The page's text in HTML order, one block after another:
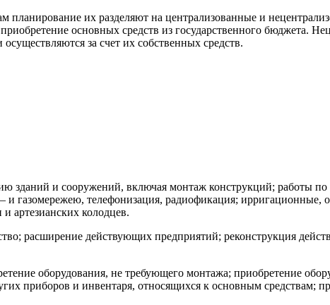
их разделяют на централизованные и
основных средств из государственного бюджета.
за счет их собственных средств.
зданий и сооружений, включая монтаж конструкций; работы по
газомережею, телефонизация, радиофикация; ирригационные,
артезианских колодцев.
расширение действующих предприятий; реконструкция
оборудования, не требующего монтажа; приобретение
приборов и инвентаря, относящихся к основным средствам;